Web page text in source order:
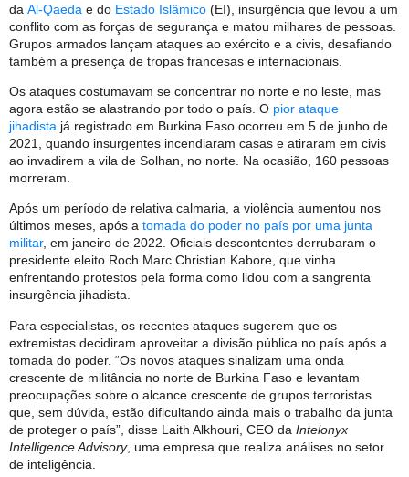
da Al-Qaeda e do Estado Islâmico (EI), insurgência que levou a um
conflito com as forças de segurança e matou milhares de pessoas.
Grupos armados lançam ataques ao exército e a civis, desafiando
também a presença de tropas francesas e internacionais.
Os ataques costumavam se concentrar no norte e no leste, mas
agora estão se alastrando por todo o país. O pior ataque
jihadista já registrado em Burkina Faso ocorreu em 5 de junho de
2021, quando insurgentes incendiaram casas e atiraram em civis
ao invadirem a vila de Solhan, no norte. Na ocasião, 160 pessoas
morreram.
Após um período de relativa calmaria, a violência aumentou nos
últimos meses, após a tomada do poder no país por uma junta
militar, em janeiro de 2022. Oficiais descontentes derrubaram o
presidente eleito Roch Marc Christian Kabore, que vinha
enfrentando protestos pela forma como lidou com a sangrenta
insurgência jihadista.
Para especialistas, os recentes ataques sugerem que os
extremistas decidiram aproveitar a divisão pública no país após a
tomada do poder. “Os novos ataques sinalizam uma onda
crescente de militância no norte de Burkina Faso e levantam
preocupações sobre o alcance crescente de grupos terroristas
que, sem dúvida, estão dificultando ainda mais o trabalho da junta
de proteger o país”, disse Laith Alkhouri, CEO da Intelonyx
Intelligence Advisory, uma empresa que realiza análises no setor
de inteligência.